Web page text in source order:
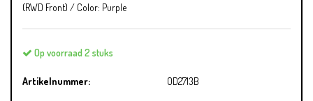
(RWD Front) / Color: Purple
Op voorraad 2 stuks
Artikelnummer: OD2713B